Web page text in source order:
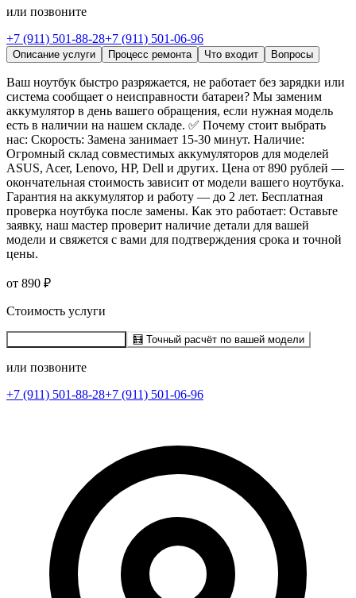
или позвоните
+7 (911) 501-88-28+7 (911) 501-06-96
Описание услуги Процесс ремонта Что входит Вопросы
Ваш ноутбук быстро разряжается, не работает без зарядки или
система сообщает о неисправности батареи? Мы заменим
аккумулятор в день вашего обращения, если нужная модель
есть в наличии на нашем складе. ✅ Почему стоит выбрать
нас: Скорость: Замена занимает 15-30 минут. Наличие:
Огромный склад совместимых аккумуляторов для моделей
ASUS, Acer, Lenovo, HP, Dell и других. Цена от 890 рублей —
окончательная стоимость зависит от модели вашего ноутбука.
Гарантия на аккумулятор и работу — до 2 лет. Бесплатная
проверка ноутбука после замены. Как это работает: Оставьте
заявку, наш мастер проверит наличие детали для вашей
модели и свяжется с вами для подтверждения срока и точной
цены.
от 890 ₽
Стоимость услуги
🧮 Точный расчёт по вашей модели
или позвоните
+7 (911) 501-88-28+7 (911) 501-06-96